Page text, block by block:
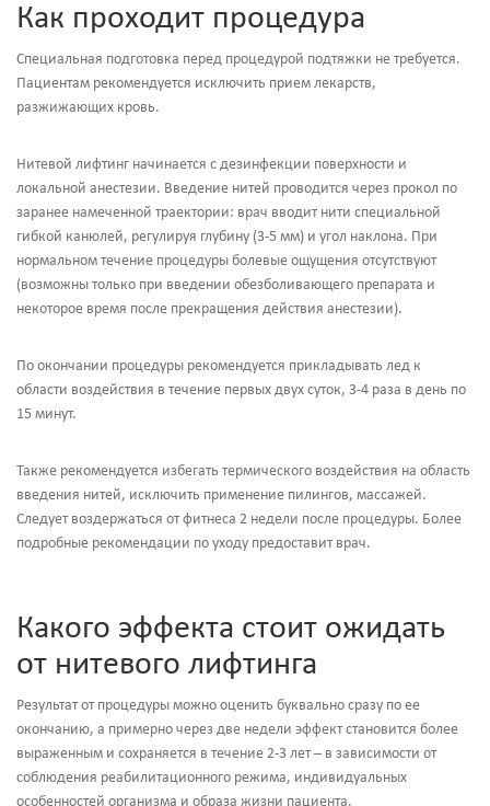
Как проходит процедура
Специальная подготовка перед процедурой подтяжки не требуется.
Пациентам рекомендуется исключить прием лекарств,
разжижающих кровь.
Нитевой лифтинг начинается с дезинфекции поверхности и
локальной анестезии. Введение нитей проводится через прокол по
заранее намеченной траектории: врач вводит нити специальной
гибкой канюлей, регулируя глубину (3-5 мм) и угол наклона. При
нормальном течение процедуры болевые ощущения отсутствуют
(возможны только при введении обезболивающего препарата и
некоторое время после прекращения действия анестезии).
По окончании процедуры рекомендуется прикладывать лед к
области воздействия в течение первых двух суток, 3-4 раза в день по
15 минут.
Также рекомендуется избегать термического воздействия на область
введения нитей, исключить применение пилингов, массажей.
Следует воздержаться от фитнеса 2 недели после процедуры. Более
подробные рекомендации по уходу предоставит врач.
Какого эффекта стоит ожидать
от нитевого лифтинга
Результат от процедуры можно оценить буквально сразу по ее
окончанию, а примерно через две недели эффект становится более
выраженным и сохраняется в течение 2-3 лет – в зависимости от
соблюдения реабилитационного режима, индивидуальных
особенностей организма и образа жизни пациента.